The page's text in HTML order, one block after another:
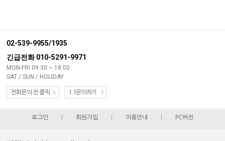
02-539-9955/1935
긴급전화 010-5291-9971
MON-FRI 09:30 ~ 18:00
SAT / SUN / HOLIDAY
전화문의 전 클릭 1:1문의하기
로그인 회원가입 이용안내 PC버전